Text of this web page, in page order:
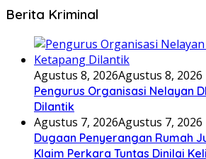
Berita Kriminal
Agustus 8, 2026Agustus 8, 2026
Pengurus Organisasi Nelayan
Dilantik
Agustus 7, 2026Agustus 7, 2026
Dugaan Penyerangan Rumah
Klaim Perkara Tuntas Dinilai